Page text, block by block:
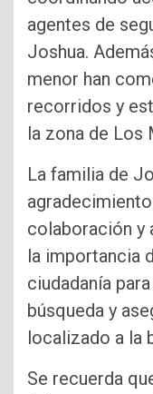
agentes de
Joshua.
menor han
recorridos y
la zona de Los
La familia de
colaboración y
la importancia
ciudadanía
búsqueda y
localizado a la
Se recuerda